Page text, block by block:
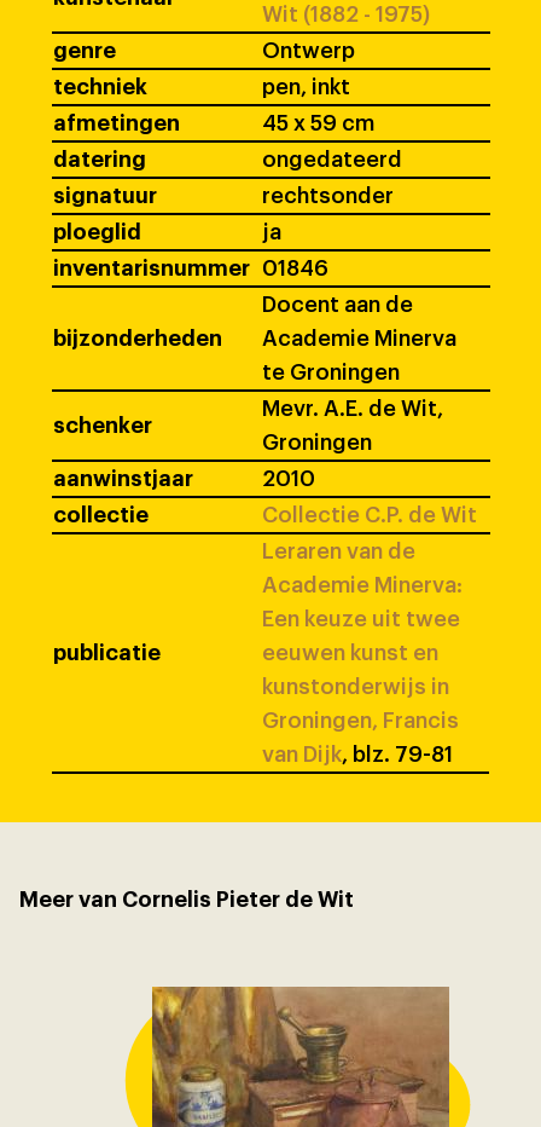
Wit (1882 - 1975)
genre
Ontwerp
techniek
pen, inkt
afmetingen
45 x 59 cm
datering
ongedateerd
signatuur
rechtsonder
ploeglid
ja
inventarisnummer
01846
bijzonderheden
Docent aan de
Academie Minerva
te Groningen
schenker
Mevr. A.E. de Wit,
Groningen
aanwinstjaar
2010
collectie
Collectie C.P. de Wit
publicatie
Leraren van de
Academie Minerva:
Een keuze uit twee
eeuwen kunst en
kunstonderwijs in
Groningen, Francis
van Dijk, blz. 79-81
Meer van Cornelis Pieter de Wit